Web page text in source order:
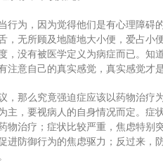
为，因为觉得他们是有心理障
，无所顾及地随地大小便，爱占
，没有被医学定义为病症而已。
意自己的真实感觉，真实感觉才
，那么究竟强迫症应该以药物治
主，要视病人的自身情况而定。
物治疗；症状比较严重，焦虑特
进防御行为的焦虑驱力；反过来